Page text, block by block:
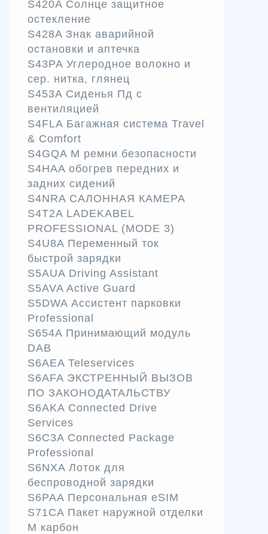
S420A Солнце защитное
остекление
S428A Знак аварийной
остановки и аптечка
S43PA Углеродное волокно и
сер. нитка, глянец
S453A Сиденья Пд с
вентиляцией
S4FLA Багажная система Travel
& Comfort
S4GQA M ремни безопасности
S4HAA обогрев передних и
задних сидений
S4NRA САЛОННАЯ КАМЕРА
S4T2A LADEKABEL
PROFESSIONAL (MODE 3)
S4U8A Переменный ток
быстрой зарядки
S5AUA Driving Assistant
S5AVA Active Guard
S5DWA Ассистент парковки
Professional
S654A Принимающий модуль
DAB
S6AEA Teleservices
S6AFA ЭКСТРЕННЫЙ ВЫЗОВ
ПО ЗАКОНОДАТАЛЬСТВУ
S6AKA Connected Drive
Services
S6C3A Connected Package
Professional
S6NXA Лоток для
беспроводной зарядки
S6PAA Персональная eSIM
S71CA Пакет наружной отделки
M карбон